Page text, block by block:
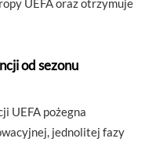
UEFA oraz otrzymuje
od sezonu
UEFA pożegna
jednolitej fazy